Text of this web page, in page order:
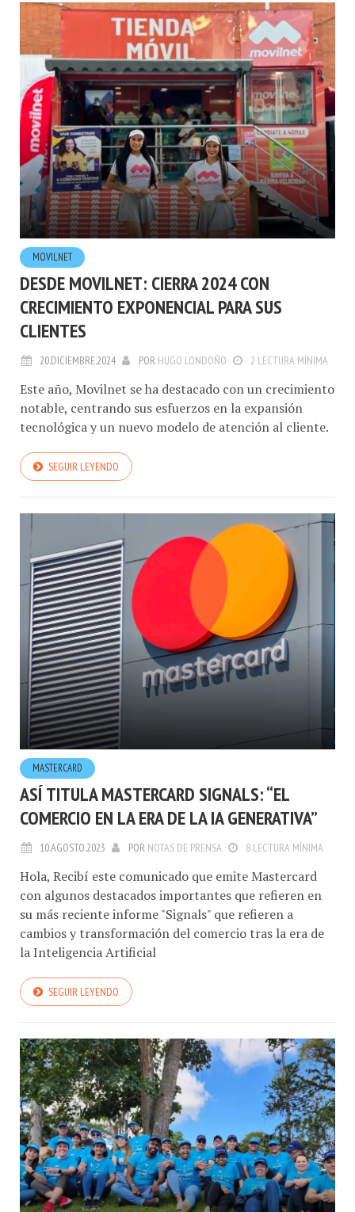
MOVILNET
DESDE MOVILNET: CIERRA 2024 CON
CRECIMIENTO EXPONENCIAL PARA SUS
CLIENTES
20.DICIEMBRE.2024 POR HUGO LONDOÑO 2 LECTURA MÍNIMA
Este año, Movilnet se ha destacado con un crecimiento
notable, centrando sus esfuerzos en la expansión
tecnológica y un nuevo modelo de atención al cliente.
SEGUIR LEYENDO
MASTERCARD
ASÍ TITULA MASTERCARD SIGNALS: “EL
COMERCIO EN LA ERA DE LA IA GENERATIVA”
10.AGOSTO.2023 POR NOTAS DE PRENSA 8 LECTURA MÍNIMA
Hola, Recibí este comunicado que emite Mastercard
con algunos destacados importantes que refieren en
su más reciente informe "Signals" que refieren a
cambios y transformación del comercio tras la era de
la Inteligencia Artificial
SEGUIR LEYENDO